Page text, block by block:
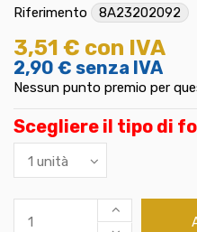
Riferimento 8A23202092
3,51 € con IVA
2,90 € senza IVA
Nessun punto premio per
Scegliere il tipo di